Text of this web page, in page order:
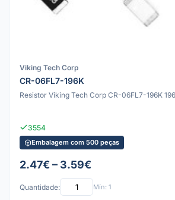
Viking Tech Corp
CR-06FL7-196K
Resistor Viking Tech Corp CR-06FL7-196K
3554
Embalagem com 500 peças
2.47€ – 3.59€
Quantidade: Mín: 1